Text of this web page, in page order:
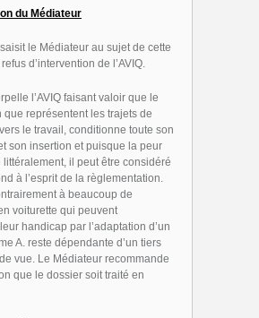
du Médiateur
le Médiateur au sujet de cette
d’intervention de l’AVIQ.
l’AVIQ faisant valoir que le
que représentent les trajets de
le travail, conditionne toute son
son insertion et puisque la peur
littéralement, il peut être considéré
à l’esprit de la règlementation.
à beaucoup de
voiturette qui peuvent
handicap par l’adaptation d’un
A. reste dépendante d’un tiers
vue. Le Médiateur recommande
que le dossier soit traité en